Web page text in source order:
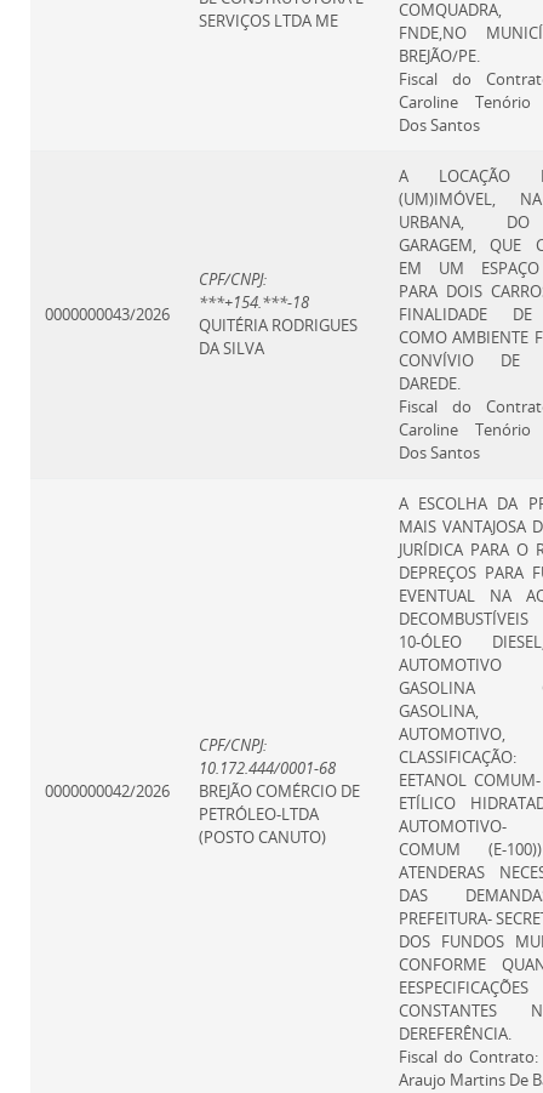
SERVIÇOS LTDA ME
COMQUADRA,
FNDE,NO
BREJÃO/PE.
Fiscal do
Caroline Tenório
Dos Santos
0000000043/2026
CPF/CNPJ:
***+154.***-18
QUITÉRIA RODRIGUES
DA SILVA
A LOCAÇÃO
(UM)IMÓVEL,
URBANA,
GARAGEM, QUE
EM UM
PARA DOIS
FINALIDADE DE
COMO AMBIENTE
CONVÍVIO DE
DAREDE.
Fiscal do
Caroline Tenório
Dos Santos
0000000042/2026
CPF/CNPJ:
10.172.444/0001-68
BREJÃO COMÉRCIO DE
PETRÓLEO-LTDA
(POSTO CANUTO)
A ESCOLHA DA
MAIS VANTAJOSA
JURÍDICA PARA O
DEPREÇOS PARA
EVENTUAL NA
DECOMBUSTÍVEIS
10-ÓLEO
GASOLINA
AUTOMOTIVO,
CLASSIFICAÇÃO:
EETANOL
ETÍLICO
AUTOMOTIVO-
COMUM (E-
ATENDERAS
DAS
PREFEITURA-
DOS FUNDOS
CONFORME
EESPECIFICAÇÕES
CONSTANTES
DEREFERÊNCIA.
Fiscal do
Araujo Martins De